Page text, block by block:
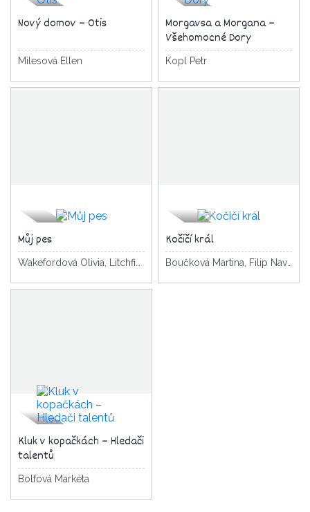
Nový domov – Otis
Milesová Ellen
Morgavsa a Morgana –
Všehomocné Dory
Kopl Petr
Můj pes Kočičí král
Kluk v kopačkách – Hledači
talentů
Bolfová Markéta